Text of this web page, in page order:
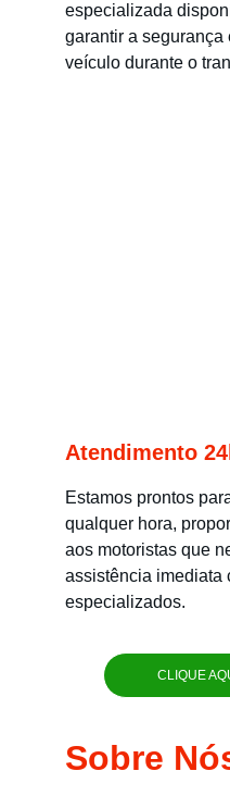
especializada
garantir a segurança
veículo durante o
Atendimento
Estamos prontos
qualquer hora,
aos motoristas que
assistência imediata
especializados.
CLIQUE
Sobre